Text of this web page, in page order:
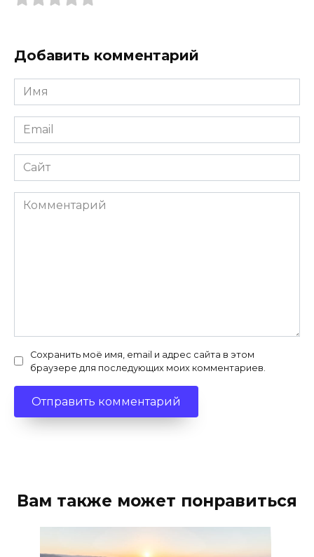
Добавить комментарий
Имя
*
Email
*
Сайт
Комментарий
Сохранить моё имя, email и адрес сайта в этом
браузере для последующих моих комментариев.
Вам также может понравиться